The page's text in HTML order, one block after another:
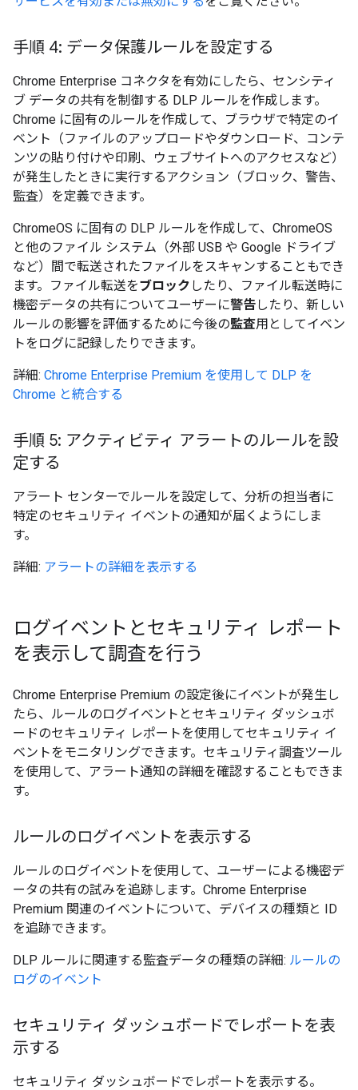
手順 4: データ保護ルールを設定する
Chrome Enterprise コネクタを有効にしたら、センシティ
ブ データの共有を制御する DLP ルールを作成します。
Chrome に固有のルールを作成して、ブラウザで特定のイ
ベント（ファイルのアップロードやダウンロード、コンテ
ンツの貼り付けや印刷、ウェブサイトへのアクセスなど）
が発生したときに実行するアクション（ブロック、警告、
監査）を定義できます。
ChromeOS に固有の DLP ルールを作成して、ChromeOS
と他のファイル システム（外部 USB や Google ドライブ
など）間で転送されたファイルをスキャンすることもでき
ます。ファイル転送をブロック したり、ファイル転送時に
機密データの共有についてユーザーに警告したり、新しい
ルールの影響を評価するために今後の監査用としてイベン
トをログに記録したりできます。
詳細: Chrome Enterprise Premium を使用して DLP を
Chrome と統合する
手順 5: アクティビティ アラートのルールを設
定する
アラート センターでルールを設定して、分析の担当者に
特定のセキュリティ イベントの通知が届くようにしま
す。
詳細: アラートの詳細を表示する
ログイベントとセキュリティ レポート
を表示して調査を行う
Chrome Enterprise Premium の設定後にイベントが発生し
たら、ルールのログイベントとセキュリティ ダッシュボ
ードのセキュリティ レポートを使用してセキュリティ イ
ベントをモニタリングできます。セキュリティ調査ツール
を使用して、アラート通知の詳細を確認することもできま
す。
ルールのログイベントを表示する
ルールのログイベントを使用して、ユーザーによる機密デ
ータの共有の試みを追跡します。Chrome Enterprise
Premium 関連のイベントについて、デバイスの種類と ID
を追跡できます。
DLP ルールに関連する監査データの種類の詳細: ルールの
ログのイベント
セキュリティ ダッシュボードでレポートを表
示する
セキュリティ ダッシュボードでレポートを表示する。